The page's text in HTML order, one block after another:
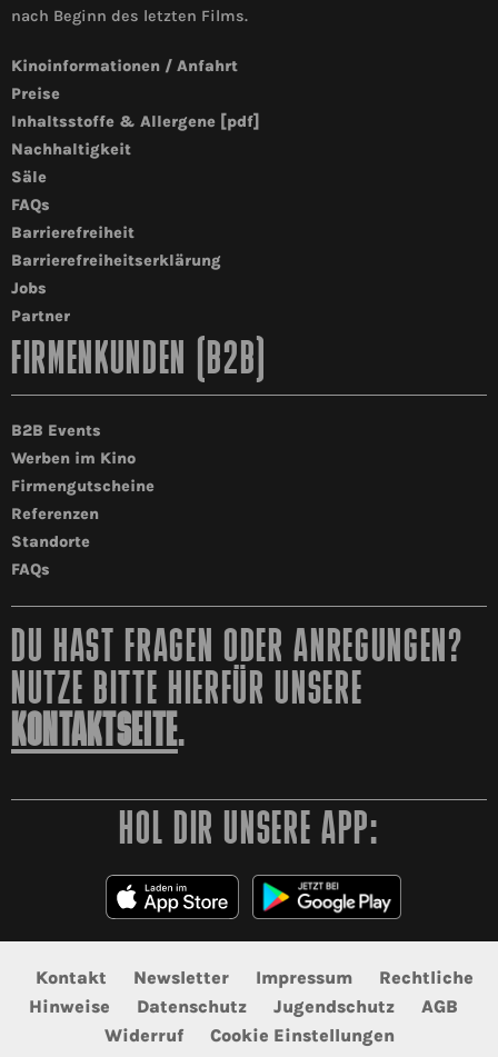
nach Beginn des letzten Films.
Kinoinformationen / Anfahrt
Preise
Inhaltsstoffe & Allergene [pdf]
Nachhaltigkeit
Säle
FAQs
Barrierefreiheit
Barrierefreiheitserklärung
Jobs
Partner
FIRMENKUNDEN (B2B)
B2B Events
Werben im Kino
Firmengutscheine
Referenzen
Standorte
FAQs
DU HAST FRAGEN ODER ANREGUNGEN?
NUTZE BITTE HIERFÜR UNSERE
KONTAKTSEITE.
HOL DIR UNSERE APP:
Kontakt Newsletter Impressum
Rechtliche
Hinweise
Datenschutz Jugendschutz
AGB
Widerruf
Cookie Einstellungen